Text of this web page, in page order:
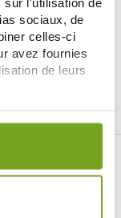
sociaux, de
celles-ci
avez fournies
de leurs
pendant une